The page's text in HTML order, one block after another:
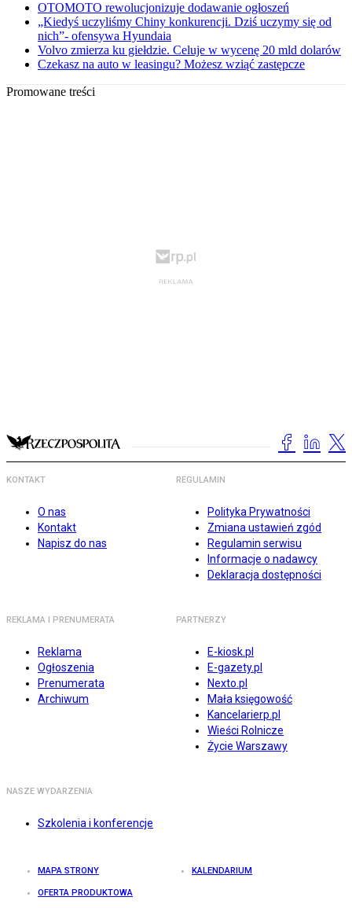
OTOMOTO rewolucjonizuje dodawanie ogłoszeń
„Kiedyś uczyliśmy Chiny konkurencji. Dziś uczymy się od
nich”- ofensywa Hyundaia
Volvo zmierza ku giełdzie. Celuje w wycenę 20 mld dolarów
Czekasz na auto w leasingu? Możesz wziąć zastępcze
Promowane treści
KONTAKT
O nas
Kontakt
Napisz do nas
REGULAMIN
Polityka Prywatności
Zmiana ustawień zgód
Regulamin serwisu
Informacje o nadawcy
Deklaracja dostępności
REKLAMA I PRENUMERATA
Reklama
Ogłoszenia
Prenumerata
Archiwum
PARTNERZY
E-kiosk.pl
E-gazety.pl
Nexto.pl
Mała księgowość
Kancelarierp.pl
Wieści Rolnicze
Życie Warszawy
NASZE WYDARZENIA
Szkolenia i konferencje
MAPA STRONY KALENDARIUM
OFERTA PRODUKTOWA